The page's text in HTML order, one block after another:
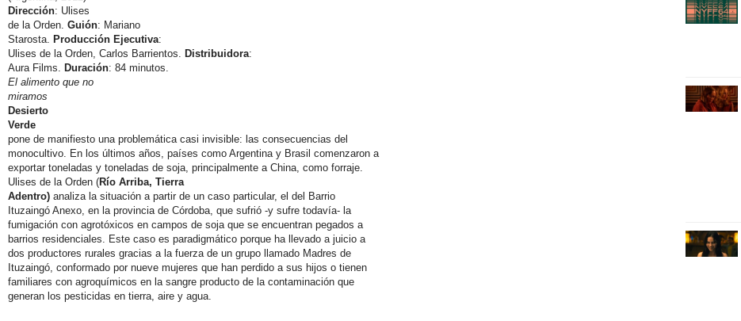
Dirección: Ulises
de la Orden. Guión: Mariano
Starosta. Producción Ejecutiva:
Ulises de la Orden, Carlos Barrientos. Distribuidora:
Aura Films. Duración: 84 minutos.
El alimento que no
miramos
Desierto
Verde
pone de manifiesto una problemática casi invisible: las consecuencias del
monocultivo. En los últimos años, países como Argentina y Brasil comenzaron a
exportar toneladas y toneladas de soja, principalmente a China, como forraje.
Ulises de la Orden (Río Arriba, Tierra
Adentro) analiza la situación a partir de un caso particular, el del Barrio
Ituzaingó Anexo, en la provincia de Córdoba, que sufrió -y sufre todavía- la
fumigación con agrotóxicos en campos de soja que se encuentran pegados a
barrios residenciales. Este caso es paradigmático porque ha llevado a juicio a
dos productores rurales gracias a la fuerza de un grupo llamado Madres de
Ituzaingó, conformado por nueve mujeres que han perdido a sus hijos o tienen
familiares con agroquímicos en la sangre producto de la contaminación que
generan los pesticidas en tierra, aire y agua.